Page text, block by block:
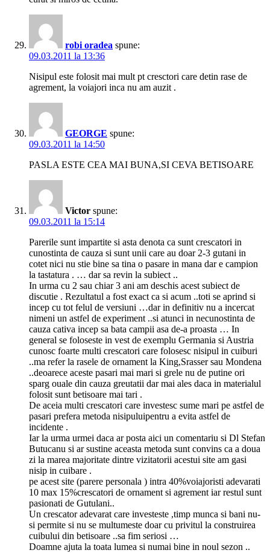
robi oradea spune:
09.03.2011 la 13:36
Nisipul este folosit mai mult pt cresctori care detin rase de
agrement, la voiajori inca nu am auzit .
GEORGE spune:
09.03.2011 la 14:50
PASLA ESTE CEA MAI BUNA,SI CEVA BETISOARE
Victor spune:
09.03.2011 la 15:14
Parerile sunt impartite si asta denota ca sunt crescatori in
cunostinta de cauza si sunt unii care au doar 2-3 gutani in
cotet nici nu stie bine sa tina o pasare in mana dar e campion
la tastatura . … dar sa revin la subiect ..
In urma cu 2 sau chiar 3 ani am deschis acest subiect de
discutie . Rezultatul a fost exact ca si acum ..toti se aprind si
incep cu tot felul de versiuni …dar in definitiv nu a incercat
nimeni un astfel de experiment ..si atunci in necunostinta de
cauza cativa incep sa bata campii asa de-a proasta … In
general se foloseste in vest de exemplu Germania si Austria
cunosc foarte multi crescatori care folosesc nisipul in cuiburi
..ma refer la rasele de ornament la King,Srasser sau Mondena
..deoarece aceste pasari mai mari si grele nu de putine ori
sparg ouale din cauza greutatii dar mai ales daca in materialul
folosit sunt betisoare mai tari .
De aceia multi crescatori care investesc sume mari pe astfel de
pasari prefera metoda nisipuluipentru a evita astfel de
incidente .
Iar la urma urmei daca ar posta aici un comentariu si Dl Stefan
Butucanu si ar sustine aceasta metoda sunt convins ca a doua
zi la marea majoritate dintre vizitatorii acestui site am gasi
nisip in cuibare .
pe acest site (parere personala ) intra 40%voiajoristi adevarati
10 max 15%crescatori de ornament si agrement iar restul sunt
pasionati de Gutulani..
Un crescator adevarat care investeste ,timp munca si bani nu-
si permite si nu se multumeste doar cu privitul la construirea
cuibului din betisoare ..sa fim seriosi …
Doamne ajuta la toata lumea si numai bine in noul sezon ..